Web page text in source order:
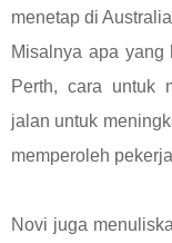
menetap di
Misalnya apa
Perth, cara untuk
jalan untuk
memperoleh
Novi juga